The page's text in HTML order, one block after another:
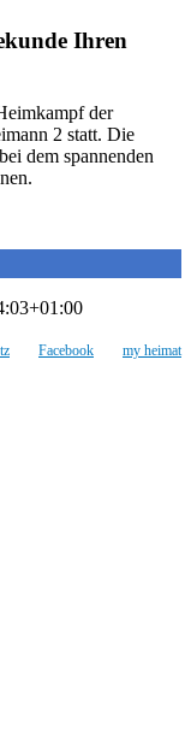
Ihren
der
2 statt. Die
dem spannenden
Facebook my heimat